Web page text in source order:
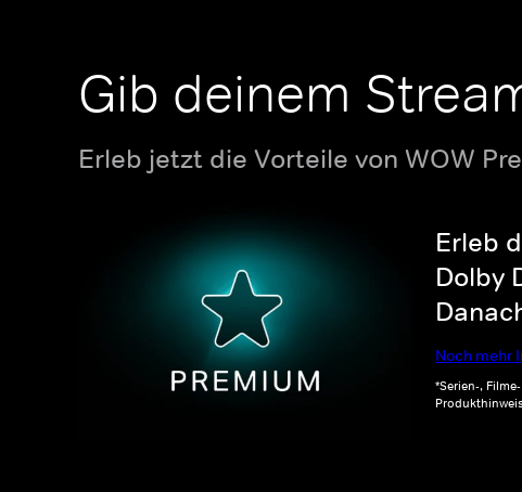
Gib deinem
Erleb jetzt die Vorteile von WOW
Erleb
Dolby
Noch mehr
*Serien-,